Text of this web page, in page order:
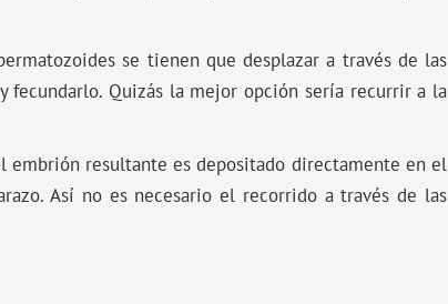
se tienen que desplazar a través de las
fecundarlo. Quizás la mejor opción sería recurrir a la
embrión resultante es depositado directamente en el
Así no es necesario el recorrido a través de las